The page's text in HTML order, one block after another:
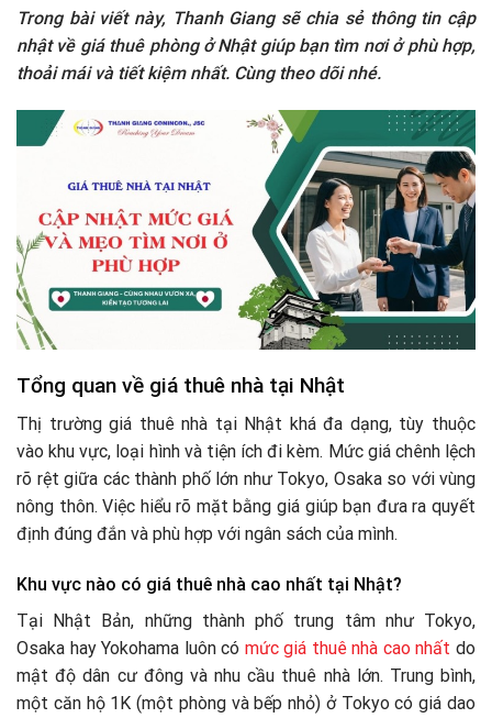
Trong bài viết này, Thanh Giang sẽ chia sẻ thông tin cập
nhật về giá thuê phòng ở Nhật giúp bạn tìm nơi ở phù hợp,
thoải mái và tiết kiệm nhất. Cùng theo dõi nhé.
Tổng quan về giá thuê nhà tại Nhật
Thị trường giá thuê nhà tại Nhật khá đa dạng, tùy thuộc
vào khu vực, loại hình và tiện ích đi kèm. Mức giá chênh lệch
rõ rệt giữa các thành phố lớn như Tokyo, Osaka so với vùng
nông thôn. Việc hiểu rõ mặt bằng giá giúp bạn đưa ra quyết
định đúng đắn và phù hợp với ngân sách của mình.
Khu vực nào có giá thuê nhà cao nhất tại Nhật?
Tại Nhật Bản, những thành phố trung tâm như Tokyo,
Osaka hay Yokohama luôn có mức giá thuê nhà cao nhất do
mật độ dân cư đông và nhu cầu thuê nhà lớn. Trung bình,
một căn hộ 1K (một phòng và bếp nhỏ) ở Tokyo có giá dao